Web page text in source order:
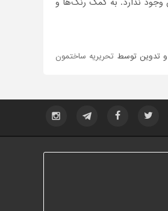
و تدوین توسط تحریریه ساختمون